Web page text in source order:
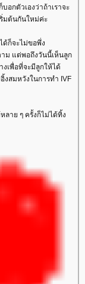
อกตัวเองว่าถ้าเราจะ
มต้นกันใหม่ค่ะ
ด้ก็จะไม่ขอพึ่ง
ม แต่พอถึงวันนี้เห็นลูก
เพื่อที่จะมีลูกให้ได้
สมหวังในการทำ IVF
าย ๆ ครั้งก็ไม่ได้ทิ้ง